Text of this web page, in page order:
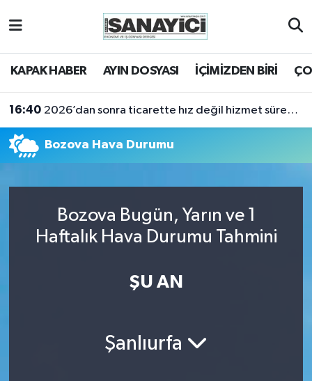
KAPAK HABER AYIN DOSYASI İÇİMİZDEN BİRİ
16:40 2026’dan sonra ticarette hız değil hizmet sürekliliği öne çıkacak
Bozova Hava Durumu
Bozova Bugün, Yarın ve 1
Haftalık Hava Durumu Tahmini
ŞU AN
Şanlıurfa
Tekirdağ Nöbetçi Eczaneler
Tüm Manşetler